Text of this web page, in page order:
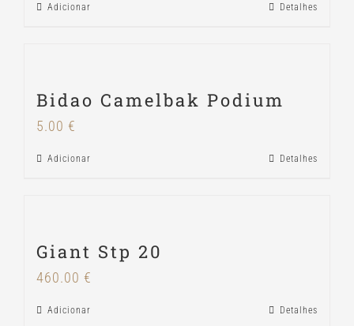
Adicionar Detalhes
Bidao Camelbak Podium
5.00 €
Adicionar Detalhes
Giant Stp 20
460.00 €
Adicionar Detalhes